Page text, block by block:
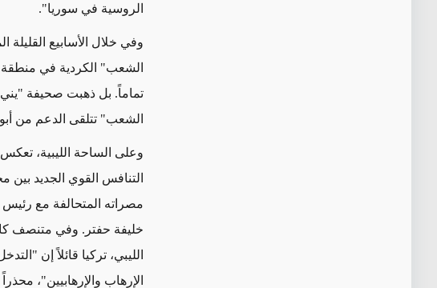
الروسية في سوريا".
وفي خلال الأسابيع
الشعب" الكردية في
تماماً. بل ذهبت صحيفة
الشعب" تتلقى الدعم من
وعلى الساحة الليبية، تعكس
التنافس القوي الجديد
مصراته المتحالفة مع
خليفة حفتر. وفي متنصف
الليبي، تركيا قائلاً إن
الإرهاب والإرهابيين"،